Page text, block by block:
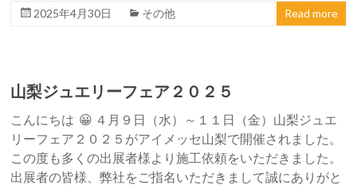
2025年4月30日 その他 Read more
山梨ジュエリーフェア２０２５
こんにちは 😀 ４月９日（水）～１１日（金）山梨ジュエ
リーフェア２０２５がアイメッセ山梨で開催されました。
この度も多くの出展者様より施工依頼をいただきました。
出展者の皆様、弊社をご指名いただきまして誠にありがと